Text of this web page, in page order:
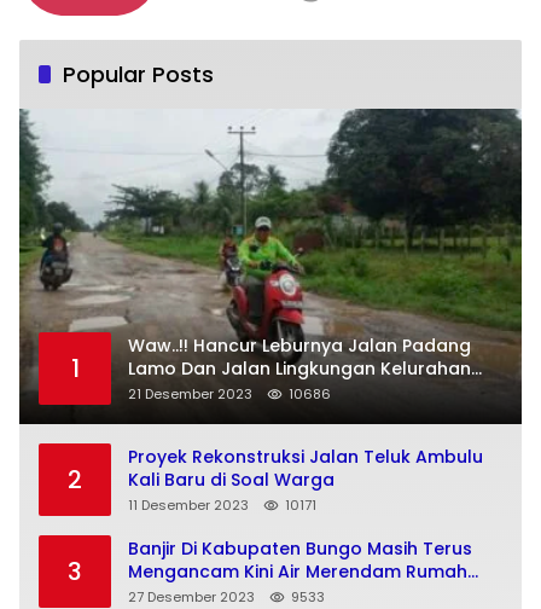
Popular Posts
1
Waw..!! Hancur Leburnya Jalan Padang
Lamo Dan Jalan Lingkungan Kelurahan
Pulau Temiang Kecamatan Tebo Ulu
21 Desember 2023 10686
2
Proyek Rekonstruksi Jalan Teluk Ambulu
Kali Baru di Soal Warga
11 Desember 2023 10171
3
Banjir Di Kabupaten Bungo Masih Terus
Mengancam Kini Air Merendam Rumah
Warga Dusun Pulau Jelmu Kecamatan
27 Desember 2023 9533